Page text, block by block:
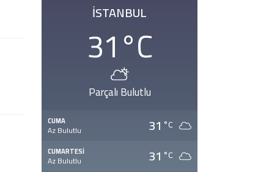
İSTANBUL
31°C
Parçalı Bulutlu
CUMA
Az Bulutlu 31 °C
CUMARTESI
Az Bulutlu 31 °C